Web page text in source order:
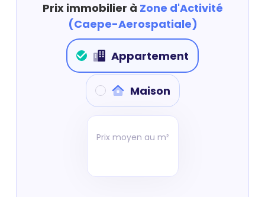
Prix immobilier à Zone d'Activité
(Caepe-Aerospatiale)
Appartement
Maison
Prix moyen au m²